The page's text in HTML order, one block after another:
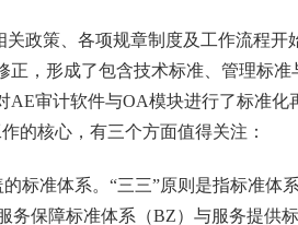
政策、各项规章制度及工作流程
，形成了包含技术标准、管理标
AE审计软件与OA模块进行了标准化
的核心，有三个方面值得关注：
的标准体系。“三三”原则是指标准体
务保障标准体系（BZ）与服务提供